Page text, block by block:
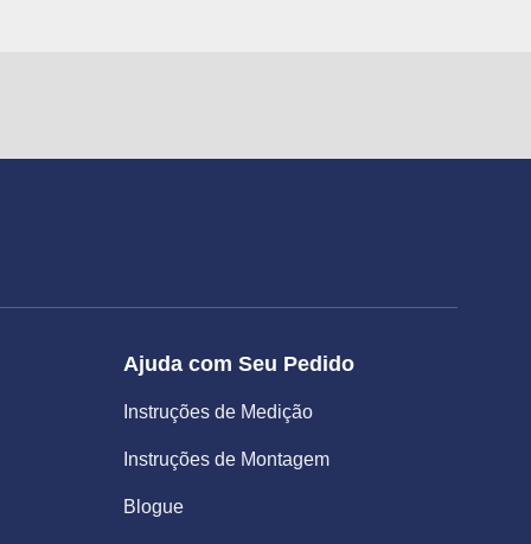
Ajuda com Seu Pedido
Instruções de Medição
Instruções de Montagem
Blogue